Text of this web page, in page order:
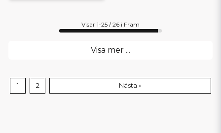
Visar 1-25 / 26 i Fram
Visa mer ...
1 2 Nästa »